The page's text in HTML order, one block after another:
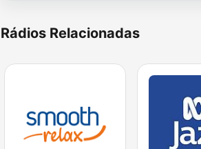
Rádios Relacionadas